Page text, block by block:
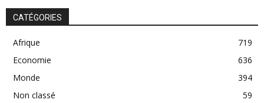
CATÉGORIES
Afrique
719
Economie
636
Monde
394
Non classé
59